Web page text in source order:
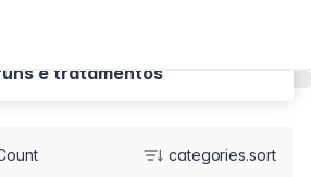
e tratamentos
categories.sort